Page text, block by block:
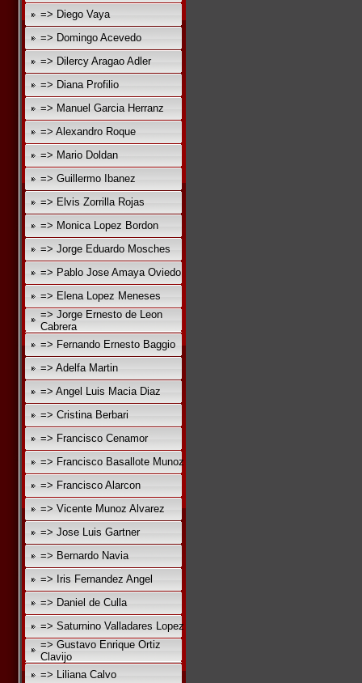
=> Diego Vaya
=> Domingo Acevedo
=> Dilercy Aragao Adler
=> Diana Profilio
=> Manuel Garcia Herranz
=> Alexandro Roque
=> Mario Doldan
=> Guillermo Ibanez
=> Elvis Zorrilla Rojas
=> Monica Lopez Bordon
=> Jorge Eduardo Mosches
=> Pablo Jose Amaya Oviedo
=> Elena Lopez Meneses
=> Jorge Ernesto de Leon
Cabrera
=> Fernando Ernesto Baggio
=> Adelfa Martin
=> Angel Luis Macia Diaz
=> Cristina Berbari
=> Francisco Cenamor
=> Francisco Basallote Munoz
=> Francisco Alarcon
=> Vicente Munoz Alvarez
=> Jose Luis Gartner
=> Bernardo Navia
=> Iris Fernandez Angel
=> Daniel de Culla
=> Saturnino Valladares Lopez
=> Gustavo Enrique Ortiz
Clavijo
=> Liliana Calvo